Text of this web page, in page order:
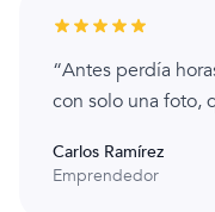
“Antes perdía
con solo una foto,
Carlos Ramírez
Emprendedor